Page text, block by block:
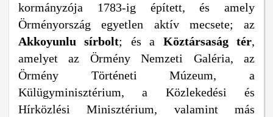
kormányzója 1783-ig épített, és amely
Örményország egyetlen aktív mecsete; az
Akkoyunlu sírbolt; és a Köztársaság tér,
amelyet az Örmény Nemzeti Galéria, az
Örmény Történeti Múzeum, a
Külügyminisztérium, a Közlekedési és
Hírközlési Minisztérium, valamint más